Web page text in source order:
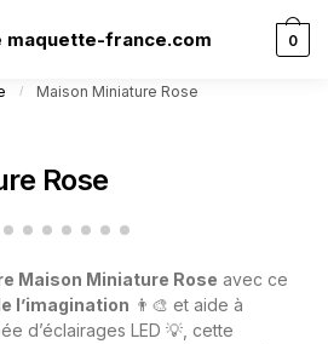
0
/ Maison Miniature Rose
Rose
Maison Miniature Rose avec ce
l’imagination 👨‍🎨 et aide à
d’éclairages LED 💡, cette